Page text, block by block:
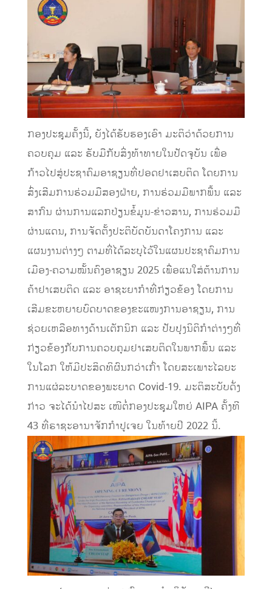
ກອງປະຊຸມຄັ້ງນີ້, ຍັງໄດ້ຮັບຮອງເອົາ ມະຕິວ່າດ້ວຍການ
ຄວບຄຸມ ແລະ ຮັບມືກັບສິ່ງທ້າທາຍໃນປັດຈຸບັນ ເພື່ອ
ກ້າວໄປສູ່ປະຊາຄົມອາຊຽນທີ່ປອດຢາເສບຕິດ ໂດຍການ
ສົ່ງເສີມການຮ່ວມມືສອງຝ່າຍ, ການຮ່ວມມືພາກພື້ນ ແລະ
ສາກົນ ຜ່ານການແລກປ່ຽນຂໍ້ມູນ-ຂ່າວສານ, ການຮ່ວມມື
ຜ່ານແດນ, ການຈັດຕັ້ງປະຕິບັດບັນດາໂຄງການ ແລະ
ແຜນງານຕ່າງໆ ຕາມທີ່ໄດ້​ລະບຸ​ໄວ້ໃນ​ແຜນ​ປະຊາ​ຄົມ​ການ​
ເມືອງ-ຄວາມ​ໝັ້ນຄົງອາ​ຊຽນ 2025 ເພື່ອ​ແນ​ໃສ່​ຕ້ານ​ການ​
ຄ້າ​ຢາ​ເສບ​ຕິດ ​ແລະ ອາ​ຊະ​ຍາ​ກໍາ​ທີ່​ກ່ຽວ​ຂ້ອງ​ ໂດຍ​ການ​
ເສີມ​ຂະ​ຫຍາຍ​ບົດ​ບາດ​ຂອງ​ຂະ​ແໜງ​ການ​ອາ​ຊຽນ, ການ
ຊ່ວຍເຫລືອທາງດ້ານເຕັກນິກ ແລະ ປັບປຸງນິຕິກໍາຕ່າງໆທີ່
ກ່ຽວຂ້ອງກັບການຄວບຄຸມຢາເສບຕິດໃນພາກພື້ນ ແລະ
ໃນໂລກ ໃຫ້ມີປະສິດທິຜົນກວ່າເກົ່າ ໂດຍສະເພາະໄລຍະ
ການແຜ່ລະບາດຂອງພະຍາດ Covid-19. ມະຕິສະບັບດັ່ງ
ກ່າວ ຈະໄດ້ນໍາໄປສະ ເໜີຕໍ່ກອງປະຊຸມໃຫຍ່ AIPA ຄັ້ງທີ
43 ທີ່ຣາຊະອານາຈັກກໍາປູເຈຍ ໃນທ້າຍປີ 2022 ນີ້.